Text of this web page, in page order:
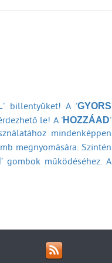
' billentyűket! A ’GYORS
le! A 'HOZZÁAD'
mindenképpen
megnyomására. Szintén
’ gombok működéséhez. A